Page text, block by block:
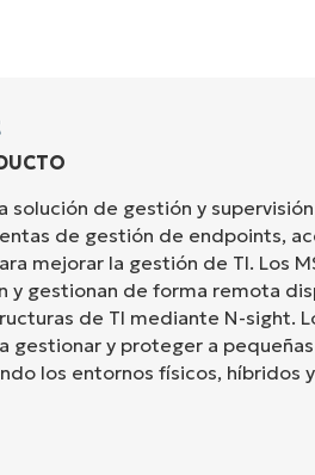
solución de gestión y
de gestión de endpoints,
mejorar la gestión de TI. Los
y gestionan de forma remota
de TI mediante N-sight.
gestionar y proteger a
los entornos físicos, híbridos